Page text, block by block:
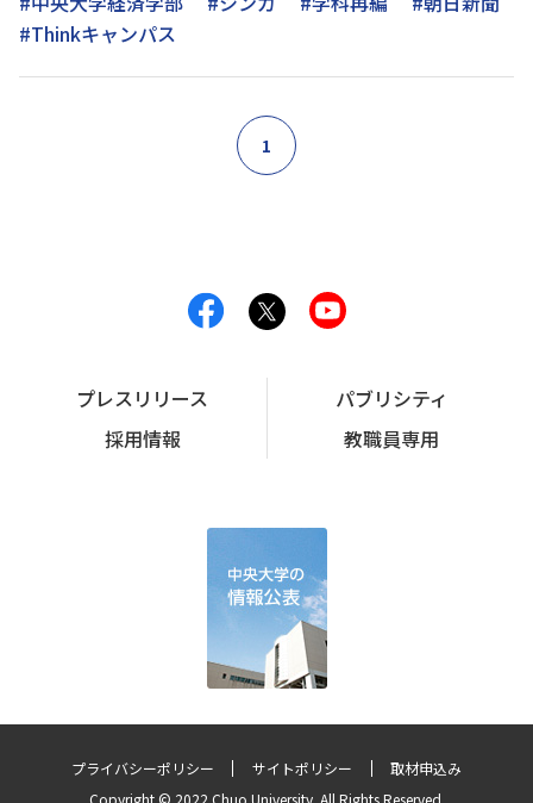
#Thinkキャンパス
1
プレスリリース
パブリシティ
採用情報
教職員専用
プライバシーポリシー サイトポリシー
取材申込み
Copyright © 2022 Chuo University. All Rights Reserved.